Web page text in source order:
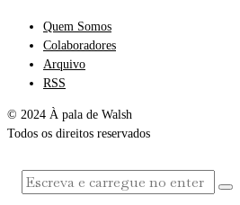
Quem Somos
Colaboradores
Arquivo
RSS
© 2024 À pala de Walsh
Todos os direitos reservados